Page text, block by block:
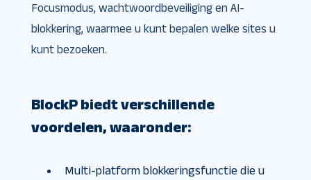
Focusmodus, wachtwoordbeveiliging en AI-
blokkering, waarmee u kunt bepalen welke sites u
kunt bezoeken.
BlockP biedt verschillende
voordelen, waaronder:
Multi-platform blokkeringsfunctie die u